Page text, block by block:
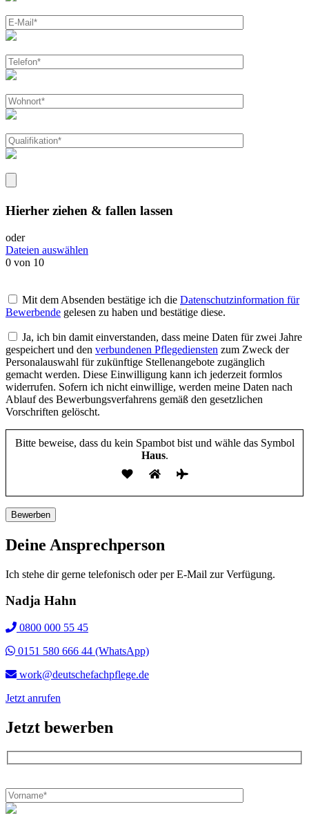
Hierher ziehen & fallen lassen
oder
Dateien auswählen
0 von 10
Mit dem Absenden bestätige ich die Datenschutzinformation für
Bewerbende gelesen zu haben und bestätige diese.
Ja, ich bin damit einverstanden, dass meine Daten für zwei Jahre
gespeichert und den verbundenen Pflegediensten zum Zweck der
Personalauswahl für zukünftige Stellenangebote zugänglich
gemacht werden. Diese Einwilligung kann ich jederzeit formlos
widerrufen. Sofern ich nicht einwillige, werden meine Daten nach
Ablauf des Bewerbungsverfahrens gemäß den gesetzlichen
Vorschriften gelöscht.
Bitte beweise, dass du kein Spambot bist und wähle das Symbol
Haus.
Deine Ansprechperson
Ich stehe dir gerne telefonisch oder per E-Mail zur Verfügung.
Nadja Hahn
0800 000 55 45
0151 580 666 44 (WhatsApp)
work@deutschefachpflege.de
Jetzt anrufen
Jetzt bewerben
lasse
dieses